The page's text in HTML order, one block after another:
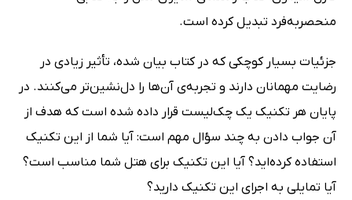
منحصر‌به‌فرد تبدیل کرده است.
جزئیات بسیار کوچکی که در کتاب بیان شده، تأثیر زیادی در
رضایت مهمانان دارند و تجربه‌ی آن‌ها را دل‌نشین‌تر می‌کنند. در
پایان هر تکنیک یک چک‌لیست قرار داده شده است که هدف از
آن جواب دادن به چند سؤال مهم است: آیا شما از این تکنیک
استفاده کرده‌اید؟ آیا این تکنیک برای هتل شما مناسب است؟
آیا تمایلی به اجرای این تکنیک دارید؟